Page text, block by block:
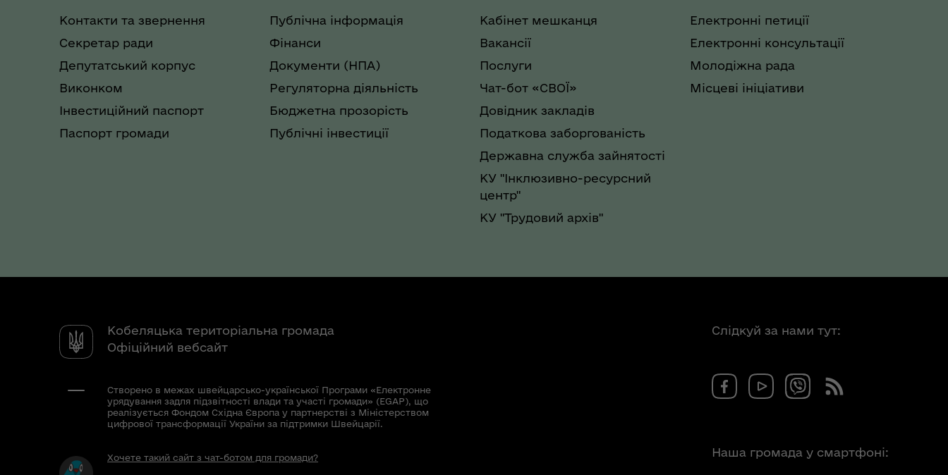
Контакти та звернення
Секретар ради
Депутатський корпус
Виконком
Інвестиційний паспорт
Паспорт громади
Публічна інформація
Фінанси
Документи (НПА)
Регуляторна діяльність
Бюджетна прозорість
Публічні інвестиції
Кабінет мешканця
Вакансії
Послуги
Чат-бот «СВОЇ»
Довідник закладів
Податкова заборгованість
Державна служба зайнятості
КУ "Інклюзивно-ресурсний
центр"
КУ "Трудовий архів"
Електронні петиції
Електронні консультації
Молодіжна рада
Місцеві ініціативи
Кобеляцька територіальна громада
Офіційний вебсайт
Створено в межах швейцарсько-української Програми «Електронне
урядування задля підзвітності влади та участі громади» (EGAP), що
реалізується Фондом Східна Європа у партнерстві з Міністерством
цифрової трансформації України за підтримки Швейцарії.
Хочете такий сайт з чат-ботом для громади?
Слідкуй за нами тут:
Наша громада у смартфоні: